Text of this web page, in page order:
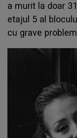
a murit la doar
etajul 5 al
cu grave
și a suferit de